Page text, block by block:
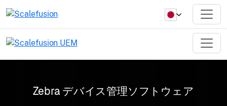
Zebra デバイス管理ソフトウェア